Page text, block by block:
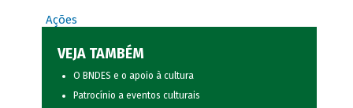
Ações
VEJA TAMBÉM
O BNDES e o apoio à cultura
Patrocínio a eventos culturais